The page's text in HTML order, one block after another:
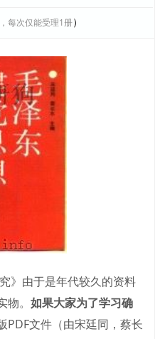
每次仅能受理1册）
》由于是年代较久的资料
。 如果大家为了学习确
PDF文件（由宋廷同，蔡长